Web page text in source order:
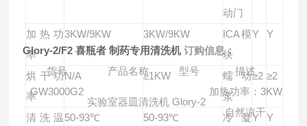
动门
加热功
率
3KW/9KW 3KW/9KW
ICA模
块
Y Y
烘干功
率
N/A ≥1KW
蠕动
泵
≥2 ≥2
清洗温50-93℃ 50-93℃
冷凝Y Y
Glory-2/F2喜瓶者 制药专用清洗机 订购信息：
货号
产品名称 型号
描述
GW3000G2
实验室器皿清洗机 Glory-2
加热功率：3KW
自然凉干